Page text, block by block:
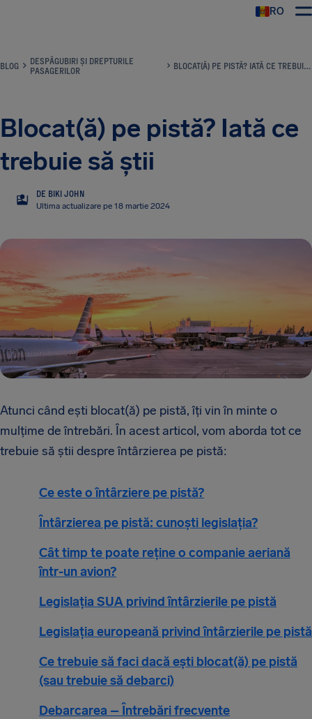
RO
BLOG
DESPĂGUBIRI ȘI DREPTURILE
PASAGERILOR
BLOCAT(Ă) PE PISTĂ? IATĂ CE TREBUIE SĂ ȘTII
Blocat(ă) pe pistă? Iată ce
trebuie să știi
BJ
DE BIKI JOHN
Ultima actualizare pe 18 martie 2024
Atunci când ești blocat(ă) pe pistă, îți vin în minte o
mulțime de întrebări. În acest articol, vom aborda tot ce
trebuie să știi despre întârzierea pe pistă:
Ce este o întârziere pe pistă?
Întârzierea pe pistă: cunoști legislația?
Cât timp te poate reține o companie aeriană
într-un avion?
Legislația SUA privind întârzierile pe pistă
Legislația europeană privind întârzierile pe pistă
Ce trebuie să faci dacă ești blocat(ă) pe pistă
(sau trebuie să debarci)
Debarcarea – Întrebări frecvente